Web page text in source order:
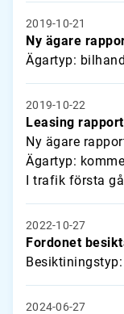
2019-10-21
Ny ägare
Ägartyp:
2019-10-22
Leasing
Ny ägare
Ägartyp:
I trafik första
2022-10-27
Fordonet
2024-06-27